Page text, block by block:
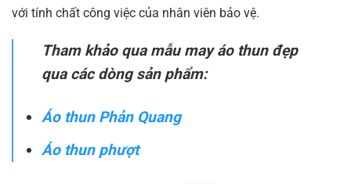
với tính chất công việc của nhân viên bảo vệ.
Tham khảo qua mẫu may áo thun đẹp
qua các dòng sản phẩm:
Áo thun Phản Quang
Áo thun phượt